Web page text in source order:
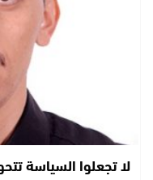
لا تجعلوا السياسة